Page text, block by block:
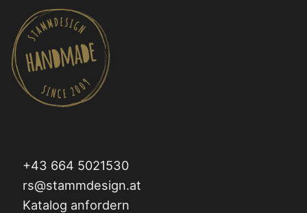
+43 664 5021530
rs@stammdesign.at
Katalog anfordern